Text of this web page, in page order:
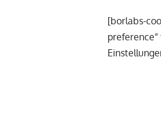
[borlabs-